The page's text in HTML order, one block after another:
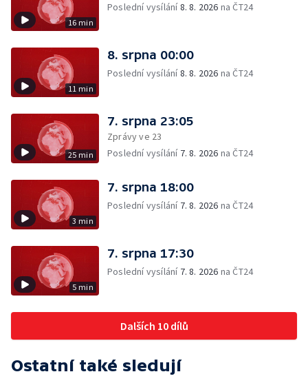
16 min
Poslední vysílání8. 8. 2026 na ČT24
11 min
8. srpna 00:00
Poslední vysílání8. 8. 2026 na ČT24
25 min
7. srpna 23:05
Zprávy ve 23
Poslední vysílání 7. 8. 2026 na ČT24
3 min
7. srpna 18:00
Poslední vysílání 7. 8. 2026 na ČT24
5 min
7. srpna 17:30
Poslední vysílání 7. 8. 2026 na ČT24
Dalších 10 dílů
Ostatní také sledují